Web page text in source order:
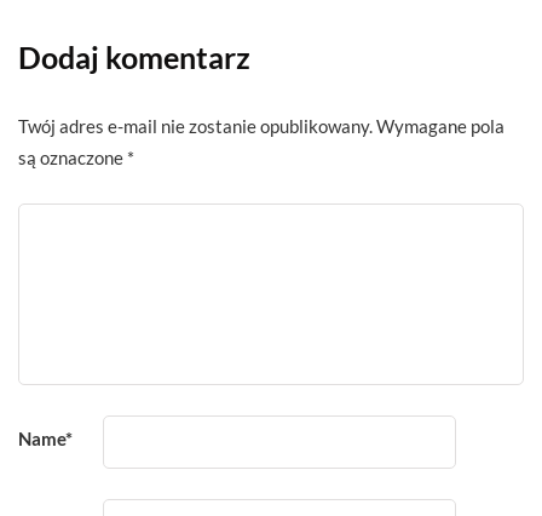
Dodaj komentarz
Twój adres e-mail nie zostanie opublikowany. Wymagane pola
są oznaczone *
Name*